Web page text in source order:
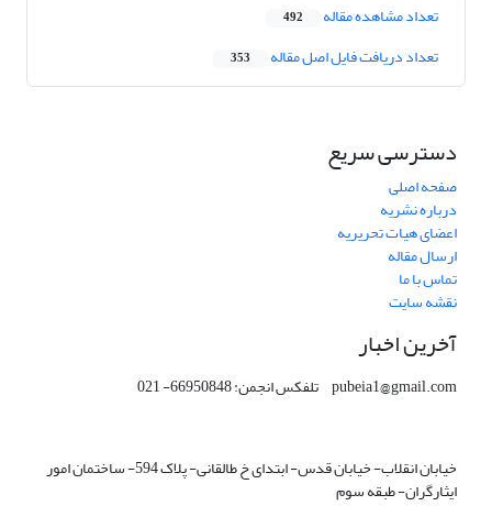
تعداد مشاهده مقاله 492
تعداد دریافت فایل اصل مقاله 353
دسترسی سریع
صفحه اصلی
درباره نشریه
اعضای هیات تحریریه
ارسال مقاله
تماس با ما
نقشه سایت
آخرین اخبار
pubeia1@gmail.com تلفکس انجمن: 66950848- 021
خیابان انقلاب- خیابان قدس- ابتدای خ طالقانی- پلاک 594- ساختمان امور
ایثارگران- طبقه سوم